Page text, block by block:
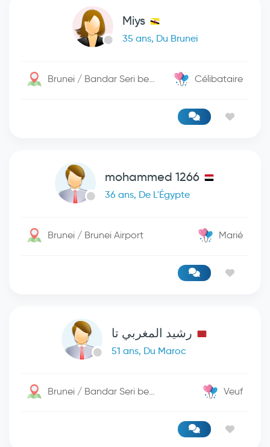
Miys
35 ans, Du Brunei
Brunei / Bandar Seri begwan Célibataire
mohammed 1266
36 ans, De L'Égypte
Brunei / Brunei Airport Marié
رشيد المغربي تا
51 ans, Du Maroc
Brunei / Bandar Seri begwan Veuf